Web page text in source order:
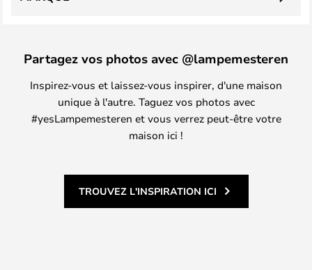
Partagez vos photos avec @lampemesteren
Inspirez-vous et laissez-vous inspirer, d'une maison
unique à l'autre. Taguez vos photos avec
#yesLampemesteren et vous verrez peut-être votre
maison ici !
TROUVEZ L'INSPIRATION ICI